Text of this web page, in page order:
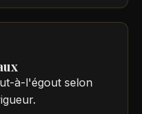
à-l'égout selon